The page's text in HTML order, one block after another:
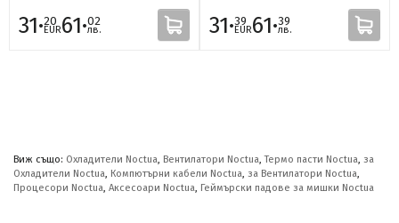
31·20
EUR61·02
лв. 31·39
EUR61·39
лв.
Виж също: Охладители Noctua Вентилатори Noctua ,Термо пасти Noctua
за
Охладители Noctua
Компютърни кабели Noctua за Вентилатори Noctua
Процесори Noctua Аксесоари Noctua Геймърски падове за мишки Noctua